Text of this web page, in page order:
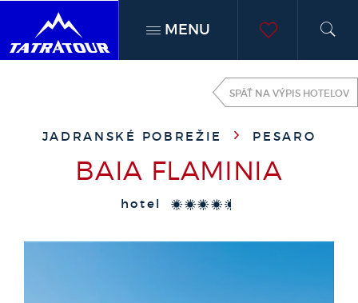
MENU
SPÄŤ NA VÝPIS HOTELOV
JADRANSKÉ POBREŽIE PESARO
BAIA FLAMINIA
hotel ****+